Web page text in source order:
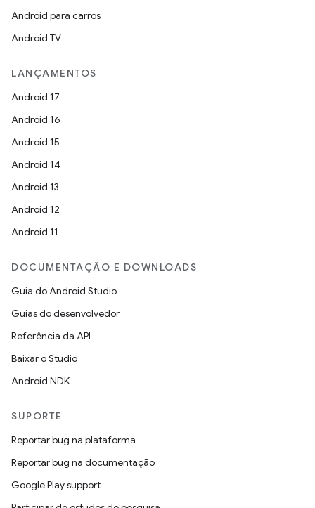
Android para carros
Android TV
LANÇAMENTOS
Android 17
Android 16
Android 15
Android 14
Android 13
Android 12
Android 11
DOCUMENTAÇÃO E DOWNLOADS
Guia do Android Studio
Guias do desenvolvedor
Referência da API
Baixar o Studio
Android NDK
SUPORTE
Reportar bug na plataforma
Reportar bug na documentação
Google Play support